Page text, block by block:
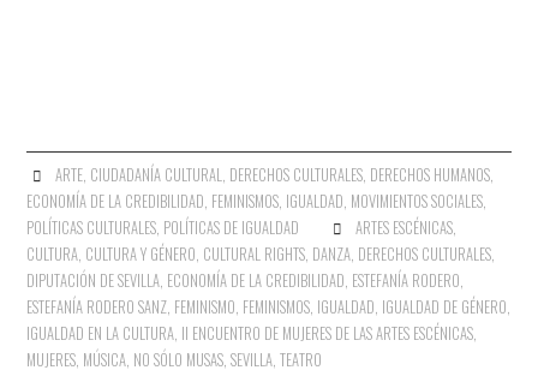
ARTE, CIUDADANÍA CULTURAL, DERECHOS CULTURALES, DERECHOS HUMANOS,
ECONOMÍA DE LA CREDIBILIDAD, FEMINISMOS, IGUALDAD, MOVIMIENTOS SOCIALES,
POLÍTICAS CULTURALES, POLÍTICAS DE IGUALDAD ARTES ESCÉNICAS,
CULTURA, CULTURA Y GÉNERO, CULTURAL RIGHTS, DANZA, DERECHOS CULTURALES,
DIPUTACIÓN DE SEVILLA, ECONOMÍA DE LA CREDIBILIDAD, ESTEFANÍA RODERO,
ESTEFANÍA RODERO SANZ, FEMINISMO, FEMINISMOS, IGUALDAD, IGUALDAD DE GÉNERO,
IGUALDAD EN LA CULTURA, II ENCUENTRO DE MUJERES DE LAS ARTES ESCÉNICAS,
MUJERES, MÚSICA, NO SÓLO MUSAS,SEVILLA,TEATRO